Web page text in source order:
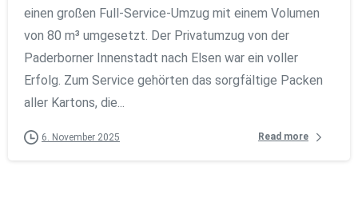
einen großen Full-Service-Umzug mit einem Volumen
von 80 m³ umgesetzt. Der Privatumzug von der
Paderborner Innenstadt nach Elsen war ein voller
Erfolg. Zum Service gehörten das sorgfältige Packen
aller Kartons, die...
6. November 2025 Read more